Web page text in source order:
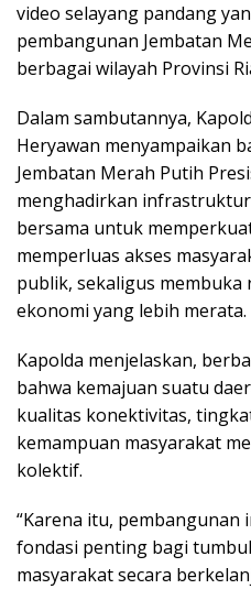
video selayang pandang
pembangunan Jembatan
berbagai wilayah Provinsi
Dalam sambutannya,
Heryawan menyampaikan
Jembatan Merah Putih
menghadirkan
bersama untuk
memperluas akses
publik, sekaligus
ekonomi yang lebih merata.
Kapolda menjelaskan,
bahwa kemajuan suatu
kualitas konektivitas,
kemampuan masyarakat
kolektif.
“Karena itu,
fondasi penting bagi
masyarakat secara